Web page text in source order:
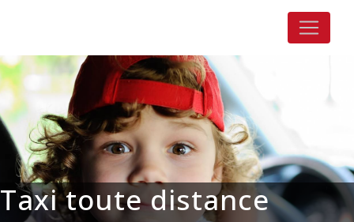
Taxi toute distance